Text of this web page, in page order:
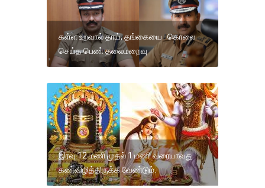
கள்ள உறவால் தாய், தங்கையை கொலை
செய்த பெண் தலைமறைவு
இரவு 12 மணி முதல் 1 மணி வரையாவது
கண்விழித்திருக்க வேண்டும்.